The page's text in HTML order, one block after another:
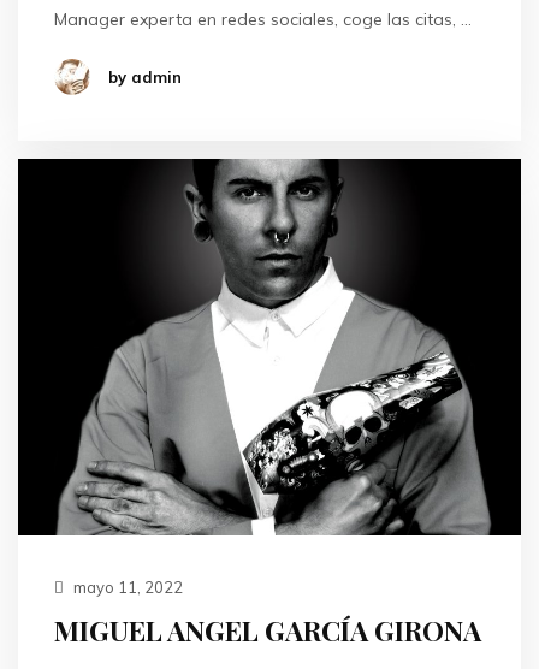
Manager experta en redes sociales, coge las citas, …
by admin
mayo 11, 2022
MIGUEL ANGEL GARCÍA GIRONA